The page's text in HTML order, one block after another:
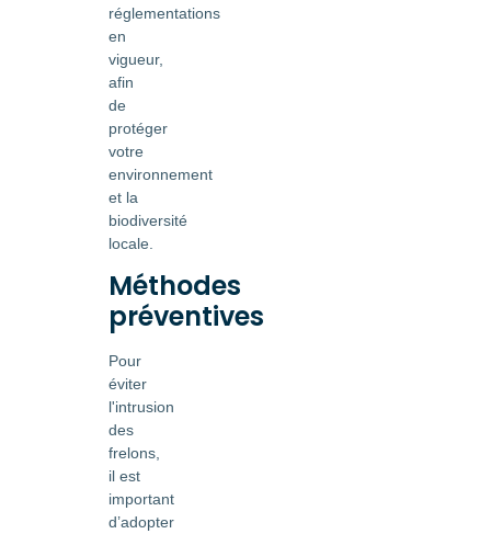
réglementations
en
vigueur,
afin
de
protéger
votre
environnement
et la
biodiversité
locale.
Méthodes
préventives
Pour
éviter
l'intrusion
des
frelons,
il est
important
d’adopter